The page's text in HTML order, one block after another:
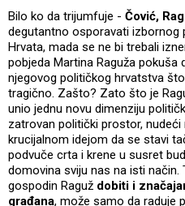
Bilo ko da trijumfuje - Čović,
degutantno osporavati izbornog
Hrvata, mada se ne bi trebali
pobjeda Martina Raguža pokuša
njegovog političkog hrvatstva
tragično. Zašto? Zato što je
unio jednu novu dimenziju
zatrovan politički prostor,
krucijalnom idejom da se stavi
podvuče crta i krene u susret
domovina sviju nas na isti
gospodin Raguž dobiti i
građana, može samo da raduje